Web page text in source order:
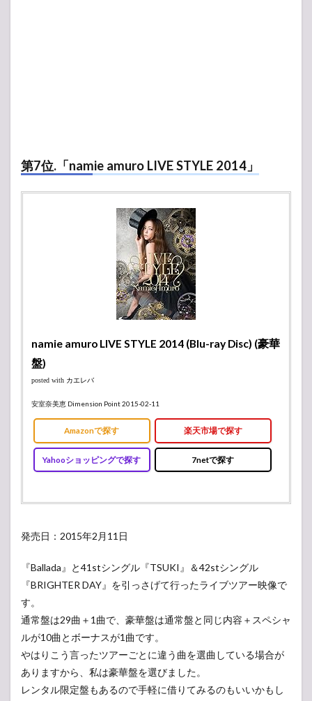
第7位.「namie amuro LIVE STYLE 2014」
namie amuro LIVE STYLE 2014 (Blu-ray Disc) (豪華
盤)
posted with カエレバ
安室奈美恵 Dimension Point 2015-02-11
Amazonで探す 楽天市場で探す
Yahooショッピングで探す 7netで探す
発売日：2015年2月11日
『Ballada』と41stシングル『TSUKI』＆42stシングル
『BRIGHTER DAY』を引っさげて行ったライブツアー映像で
す。
通常盤は29曲＋1曲で、豪華盤は通常盤と同じ内容＋スペシャ
ルが10曲とボーナスが1曲です。
やはりこう言ったツアーごとに違う曲を選曲している場合が
ありますから、私は豪華盤を選びました。
レンタル限定盤もあるので手軽に借りてみるのもいいかもし